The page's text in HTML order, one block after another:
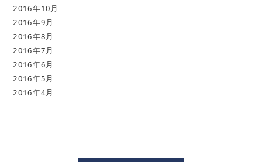
2016年10月
2016年9月
2016年8月
2016年7月
2016年6月
2016年5月
2016年4月